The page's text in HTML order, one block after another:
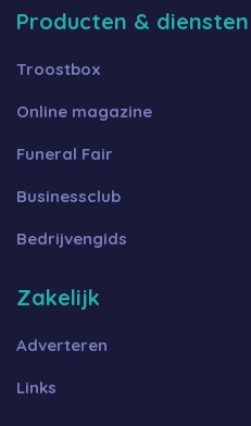
Producten & diensten
Troostbox
Online magazine
Funeral Fair
Businessclub
Bedrijvengids
Zakelijk
Adverteren
Links